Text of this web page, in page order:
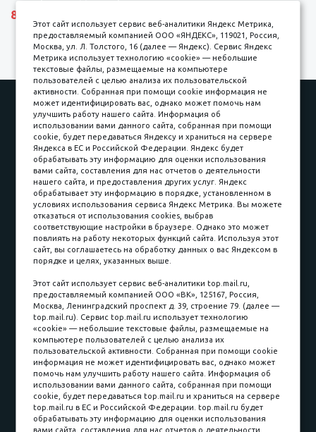
8690 р.
Наши работы
Оплата
Доставка и сборка
Гарантии
Карьера в компании
Контакты
Принимаем к оплате
Наличные
пл. Соляная, 6, стр. 16
8 (3822) 60-70-30
8 (3822) 50-39-09
8 (3822) 22-77-68
8 (3822) 50-48-50
8 (3822) 65-42-10
Этот сайт использует сервис веб-аналитики Яндекс Метрика,
предоставляемый компанией ООО «ЯНДЕКС», 119021, Россия,
Москва, ул. Л. Толстого, 16 (далее — Яндекс). Сервис Яндекс
Метрика использует технологию «cookie» — небольшие
текстовые файлы, размещаемые на компьютере
пользователей с целью анализа их пользовательской
активности. Собранная при помощи cookie информация не
может идентифицировать вас, однако может помочь нам
улучшить работу нашего сайта. Информация об
использовании вами данного сайта, собранная при помощи
cookie, будет передаваться Яндексу и храниться на сервере
Яндекса в ЕС и Российской Федерации. Яндекс будет
обрабатывать эту информацию для оценки использования
вами сайта, составления для нас отчетов о деятельности
нашего сайта, и предоставления других услуг. Яндекс
обрабатывает эту информацию в порядке, установленном в
условиях использования сервиса Яндекс Метрика. Вы можете
отказаться от использования cookies, выбрав
соответствующие настройки в браузере. Однако это может
повлиять на работу некоторых функций сайта. Используя этот
сайт, вы соглашаетесь на обработку данных о вас Яндексом в
порядке и целях, указанных выше.
Этот сайт использует сервис веб-аналитики top.mail.ru,
предоставляемый компанией ООО «ВК», 125167, Россия,
Москва, Ленинградский проспект д. 39, строение 79. (далее —
top.mail.ru). Сервис top.mail.ru использует технологию
«cookie» — небольшие текстовые файлы, размещаемые на
компьютере пользователей с целью анализа их
пользовательской активности. Собранная при помощи cookie
информация не может идентифицировать вас, однако может
помочь нам улучшить работу нашего сайта. Информация об
использовании вами данного сайта, собранная при помощи
cookie, будет передаваться top.mail.ru и храниться на сервере
top.mail.ru в ЕС и Российской Федерации. top.mail.ru будет
обрабатывать эту информацию для оценки использования
вами сайта, составления для нас отчетов о деятельности